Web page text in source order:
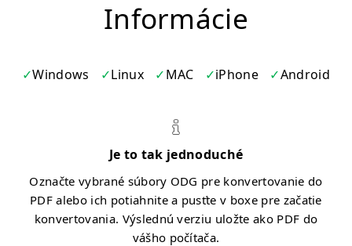
Informácie
Windows Linux MAC iPhone Android
Je to tak jednoduché
Označte vybrané súbory ODG pre konvertovanie do
PDF alebo ich potiahnite a pusťte v boxe pre začatie
konvertovania. Výslednú verziu uložte ako PDF do
vášho počítača.